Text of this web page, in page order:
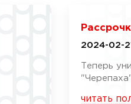
2024-02-
Теперь
читать